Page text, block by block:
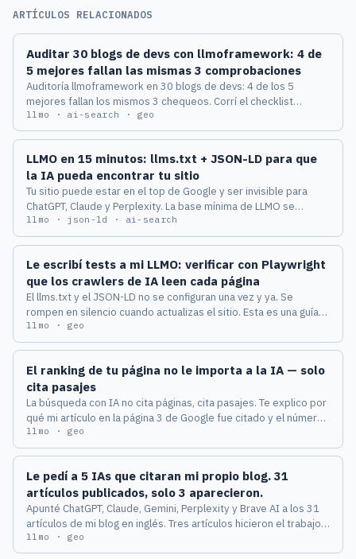
ARTÍCULOS RELACIONADOS
Auditar 30 blogs de devs con llmoframework: 4 de
5 mejores fallan las mismas 3 comprobaciones
Auditoría llmoframework en 30 blogs de devs: 4 de los 5
mejores fallan los mismos 3 chequeos. Corrí el checklist
completo en sitios de ingenieros senior y anoté qué pilar cae
primero.
llmo · ai-search · geo
LLMO en 15 minutos: llms.txt + JSON-LD para que
la IA pueda encontrar tu sitio
Tu sitio puede estar en el top de Google y ser invisible para
ChatGPT, Claude y Perplexity. La base mínima de LLMO se
implementa en 15 minutos: un llms.txt honesto, dos esquemas
JSON-LD y un robots.txt que no bloquee a los crawlers de IA.
llmo · json-ld · ai-search
Le escribí tests a mi LLMO: verificar con Playwright
que los crawlers de IA leen cada página
El llms.txt y el JSON-LD no se configuran una vez y ya. Se
rompen en silencio cuando actualizas el sitio. Esta es una guía
práctica para testear con Playwright que tu configuración LLMO
sigue viva, y dejarla corriendo en CI.
llmo · geo
El ranking de tu página no le importa a la IA — solo
cita pasajes
La búsqueda con IA no cita páginas, cita pasajes. Te explico por
qué mi artículo en la página 3 de Google fue citado y el número
1 ignorado, y la estructura de cuatro capas que uso para que
cada pasaje sea citable.
llmo · geo
Le pedí a 5 IAs que citaran mi propio blog. 31
artículos publicados, solo 3 aparecieron.
Apunté ChatGPT, Claude, Gemini, Perplexity y Brave AI a los 31
artículos de mi blog en inglés. Tres artículos hicieron el trabajo
de los 31.
llmo · geo